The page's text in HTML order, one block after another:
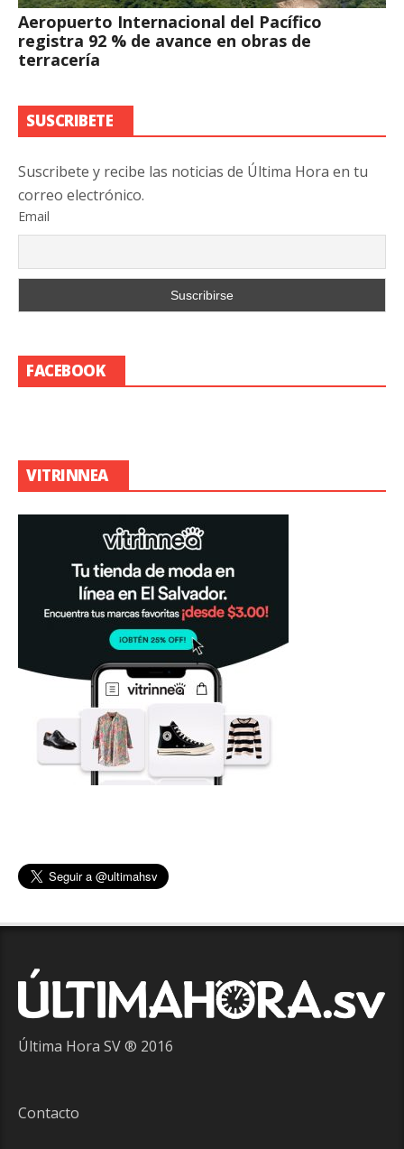
Aeropuerto Internacional del Pacífico
registra 92 % de avance en obras de
terracería
SUSCRIBETE
Suscribete y recibe las noticias de Última Hora en tu
correo electrónico.
Email
FACEBOOK
VITRINNEA
Última Hora SV ® 2016
Contacto